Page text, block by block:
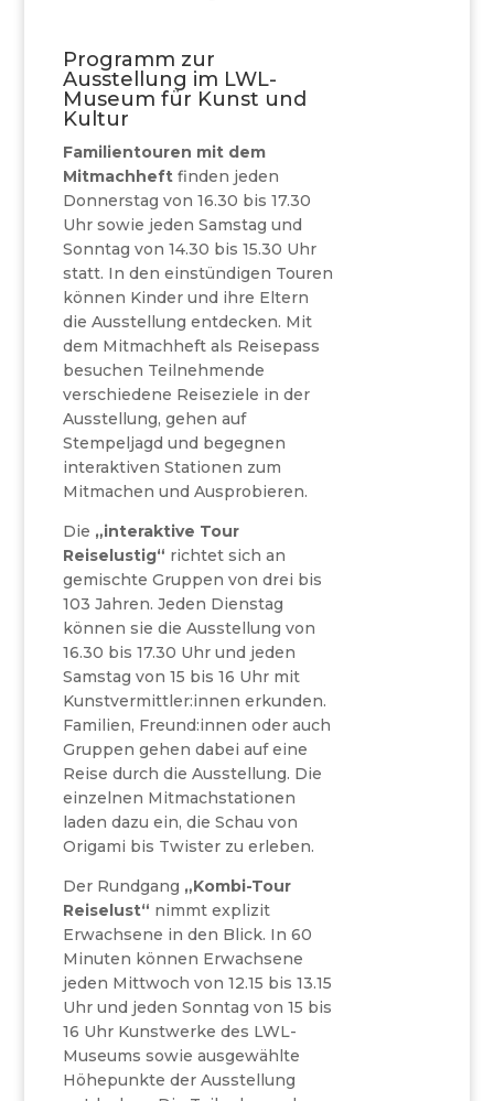
Programm zur
Ausstellung im LWL-
Museum für Kunst und
Kultur
Familientouren mit dem
Mitmachheft finden jeden
Donnerstag von 16.30 bis 17.30
Uhr sowie jeden Samstag und
Sonntag von 14.30 bis 15.30 Uhr
statt. In den einstündigen Touren
können Kinder und ihre Eltern
die Ausstellung entdecken. Mit
dem Mitmachheft als Reisepass
besuchen Teilnehmende
verschiedene Reiseziele in der
Ausstellung, gehen auf
Stempeljagd und begegnen
interaktiven Stationen zum
Mitmachen und Ausprobieren.
Die „interaktive Tour
Reiselustig“ richtet sich an
gemischte Gruppen von drei bis
103 Jahren. Jeden Dienstag
können sie die Ausstellung von
16.30 bis 17.30 Uhr und jeden
Samstag von 15 bis 16 Uhr mit
Kunstvermittler:innen erkunden.
Familien, Freund:innen oder auch
Gruppen gehen dabei auf eine
Reise durch die Ausstellung. Die
einzelnen Mitmachstationen
laden dazu ein, die Schau von
Origami bis Twister zu erleben.
Der Rundgang „Kombi-Tour
Reiselust“ nimmt explizit
Erwachsene in den Blick. In 60
Minuten können Erwachsene
jeden Mittwoch von 12.15 bis 13.15
Uhr und jeden Sonntag von 15 bis
16 Uhr Kunstwerke des LWL-
Museums sowie ausgewählte
Höhepunkte der Ausstellung